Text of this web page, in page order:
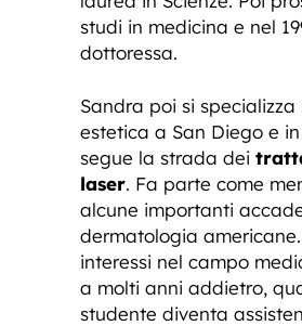
studi in medicina e nel
dottoressa.
Sandra poi si
estetica a San Diego e
segue la strada dei
laser. Fa parte come
alcune importanti
dermatologia
interessi nel campo
a molti anni addietro,
studente diventa